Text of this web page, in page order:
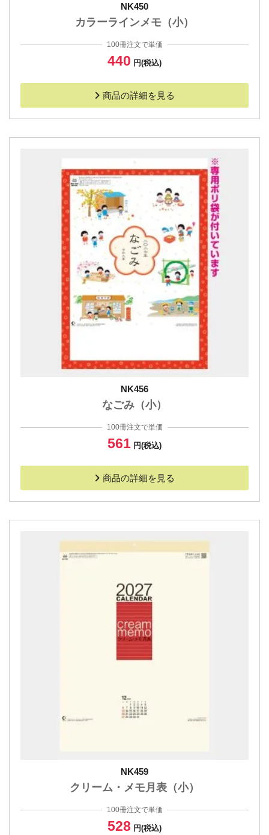
NK450
カラーラインメモ（小）
100冊注文で単価
440 円(税込)
商品の詳細を見る
NK456
なごみ（小）
100冊注文で単価
561 円(税込)
商品の詳細を見る
NK459
クリーム・メモ月表（小）
100冊注文で単価
528 円(税込)